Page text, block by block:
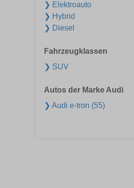
❯ Elektroauto
❯ Hybrid
❯ Diesel
Fahrzeugklassen
❯ SUV
Autos der Marke Audi
❯ Audi e-tron (55)